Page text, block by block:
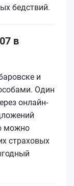
бедствий.
в
и
Один
онлайн-
можно
страховых